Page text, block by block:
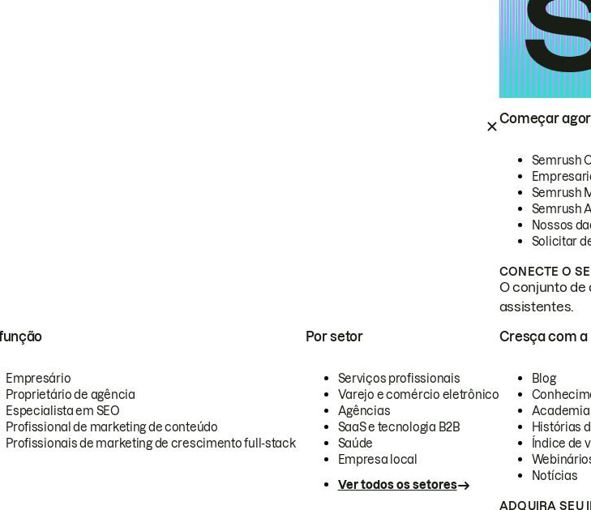
Começar
Semrush
Semrush
Semrush
Nossos
Solicitar
CONECTE O
O conjunto de
assistentes.
Empresário
Proprietário de agência
Especialista em SEO
Profissional de marketing de conteúdo
Profissionais de marketing de crescimento full-stack
Por setor
Serviços profissionais
Varejo e comércio eletrônico
Agências
SaaS e tecnologia B2B
Saúde
Empresa local
Ver todos os setores
Cresça com a
Blog
Academia
Histórias
Índice de
Notícias
ADQUIRA SEU